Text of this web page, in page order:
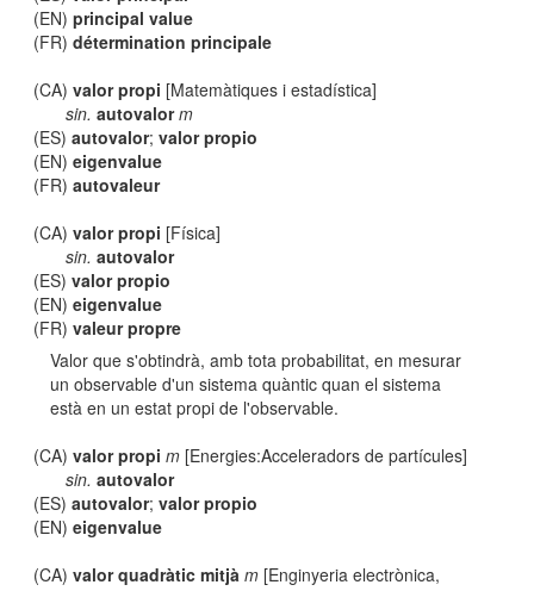
(EN)principal value
(FR)détermination principale
(CA)valor propi [Matemàtiques i estadística]
sin. autovalor m
(ES)autovalor;valor propio
(EN)eigenvalue
(FR)autovaleur
(CA)valor propi [Física]
sin. autovalor
(ES)valor propio
(EN)eigenvalue
(FR)valeur propre
Valor que s'obtindrà, amb tota probabilitat, en mesurar
un observable d'un sistema quàntic quan el sistema
està en un estat propi de l'observable.
(CA)valor propi m [Energies:Acceleradors de partícules]
sin. autovalor
(ES)autovalor;valor propio
(EN)eigenvalue
(CA)valor quadràtic mitjà m [Enginyeria electrònica,